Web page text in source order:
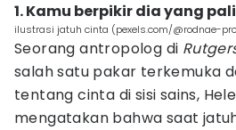
1. Kamu berpikir dia yang
ilustrasi jatuh cinta (pexels.com/@rodnae-
Seorang antropolog di
salah satu pakar terkemuka
tentang cinta di sisi sains,
mengatakan bahwa saat